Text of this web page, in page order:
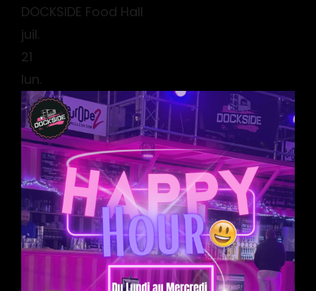
DOCKSIDE Food Hall
juil.
21
lun.